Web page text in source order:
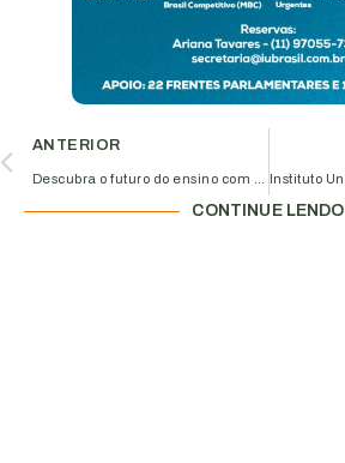
ANTERIOR
CONTINUE LENDO